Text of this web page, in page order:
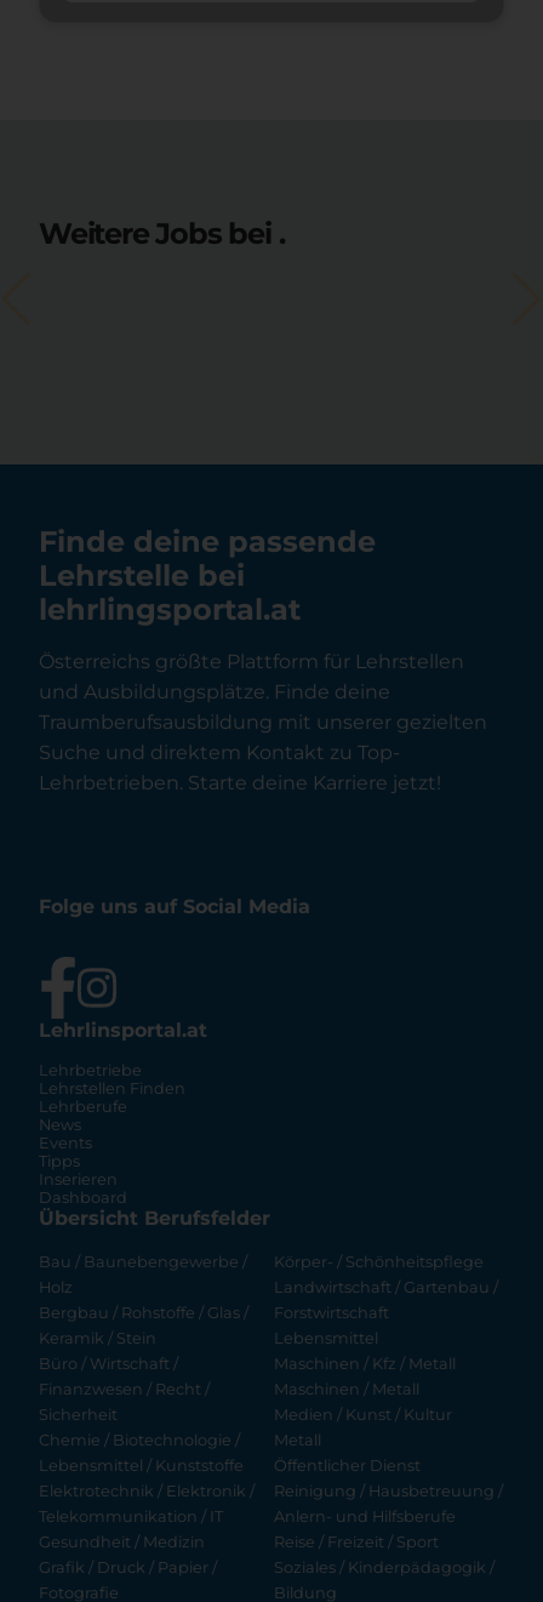
Weitere Jobs bei .
Finde deine passende
Lehrstelle bei
lehrlingsportal.at
Österreichs größte Plattform für Lehrstellen
und Ausbildungsplätze. Finde deine
Traumberufsausbildung mit unserer gezielten
Suche und direktem Kontakt zu Top-
Lehrbetrieben. Starte deine Karriere jetzt!
Folge uns auf Social Media
Lehrlinsportal.at
Lehrbetriebe
Lehrstellen Finden
Lehrberufe
News
Events
Tipps
Inserieren
Dashboard
Übersicht Berufsfelder
Bau / Baunebengewerbe /
Holz
Bergbau / Rohstoffe / Glas /
Keramik / Stein
Büro / Wirtschaft /
Finanzwesen / Recht /
Sicherheit
Chemie / Biotechnologie /
Lebensmittel / Kunststoffe
Elektrotechnik / Elektronik /
Telekommunikation / IT
Gesundheit / Medizin
Grafik / Druck / Papier /
Fotografie
Körper- / Schönheitspflege
Landwirtschaft / Gartenbau /
Forstwirtschaft
Lebensmittel
Maschinen / Kfz / Metall
Maschinen / Metall
Medien / Kunst / Kultur
Metall
Öffentlicher Dienst
Reinigung / Hausbetreuung /
Anlern- und Hilfsberufe
Reise / Freizeit / Sport
Soziales / Kinderpädagogik /
Bildung